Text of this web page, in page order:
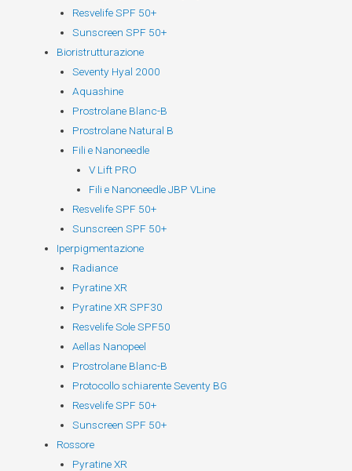
Resvelife SPF 50+
Sunscreen SPF 50+
Bioristrutturazione
Seventy Hyal 2000
Aquashine
Prostrolane Blanc-B
Prostrolane Natural B
Fili e Nanoneedle
V Lift PRO
Fili e Nanoneedle JBP VLine
Resvelife SPF 50+
Sunscreen SPF 50+
Iperpigmentazione
Radiance
Pyratine XR
Pyratine XR SPF30
Resvelife Sole SPF50
Aellas Nanopeel
Prostrolane Blanc-B
Protocollo schiarente Seventy BG
Resvelife SPF 50+
Sunscreen SPF 50+
Rossore
Pyratine XR